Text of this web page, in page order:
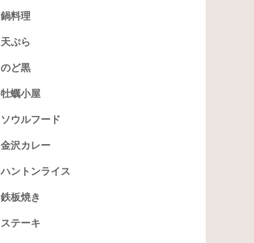
鍋料理
天ぷら
のど黒
牡蠣小屋
ソウルフード
金沢カレー
ハントンライス
鉄板焼き
ステーキ